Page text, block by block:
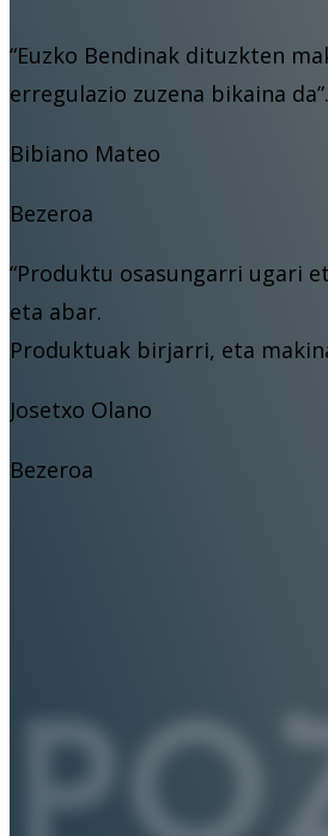
“Euzko Bendinak dituzkten
erregulazio zuzena bikaina da”.
Bibiano Mateo
Bezeroa
“Produktu osasungarri ugari
eta abar.
Produktuak birjarri, eta
Josetxo Olano
Bezeroa